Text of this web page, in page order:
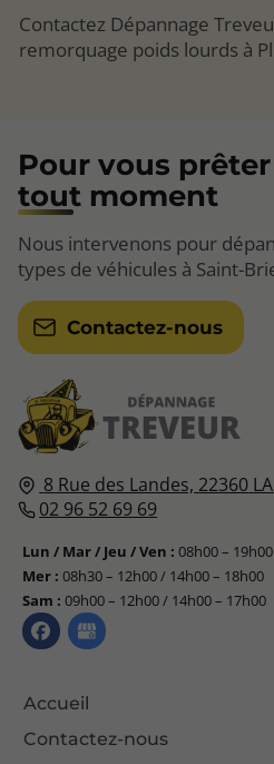
Contactez Dépannage
remorquage poids lourds à
8 Rue des Landes, 22360
02 96 52 69 69
Lun / Mar / Jeu / Ven : 08h00 – 19h00
Mer : 08h30 – 12h00 / 14h00 – 18h00
Sam : 09h00 – 12h00 / 14h00 – 17h00
Accueil
Contactez-nous
Pour vous
tout moment
Nous intervenons pour
types de véhicules à Saint-
Contactez-nous